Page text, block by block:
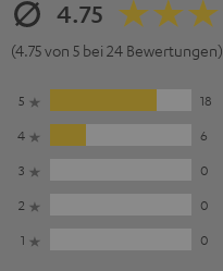
4.75
(4.75 von 5 bei 24 Bewertungen)
5
18
4
6
3
0
2
0
1
0